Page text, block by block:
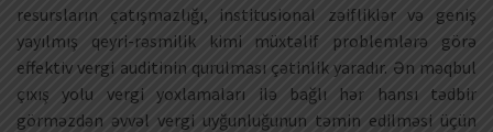
resursların çatışmazlığı, institusional zəifliklər və geniş
yayılmış qeyri-rəsmilik kimi müxtəlif problemlərə görə
effektiv vergi auditinin qurulması çətinlik yaradır. Ən məqbul
çıxış yolu vergi yoxlamaları ilə bağlı hər hansı tədbir
görməzdən əvvəl vergi uyğunluğunun təmin edilməsi üçün